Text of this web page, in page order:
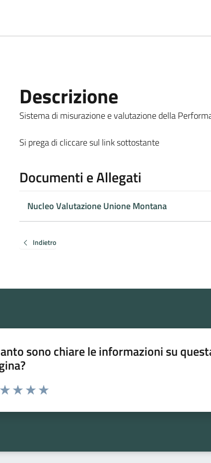
Descrizione
Sistema di misurazione e valutazione della
Si prega di cliccare sul link sottostante
Documenti e Allegati
Nucleo Valutazione Unione Montana
Indietro
sono chiare le informazioni su
da 1 a 5 stelle la pagina